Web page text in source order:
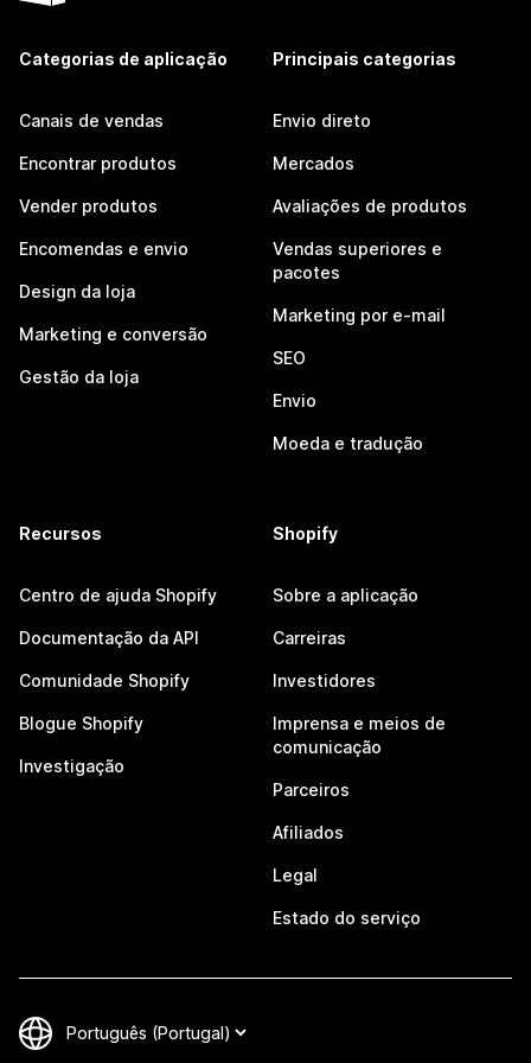
Categorias de aplicação
Canais de vendas
Encontrar produtos
Vender produtos
Encomendas e envio
Design da loja
Marketing e conversão
Gestão da loja
Principais categorias
Envio direto
Mercados
Avaliações de produtos
Vendas superiores e
pacotes
Marketing por e-mail
SEO
Envio
Moeda e tradução
Recursos
Centro de ajuda Shopify
Documentação da API
Comunidade Shopify
Blogue Shopify
Investigação
Shopify
Sobre a aplicação
Carreiras
Investidores
Imprensa e meios de
comunicação
Parceiros
Afiliados
Legal
Estado do serviço